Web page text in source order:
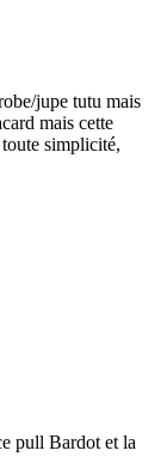
jupe tutu mais
mais cette
simplicité,
pull Bardot et la